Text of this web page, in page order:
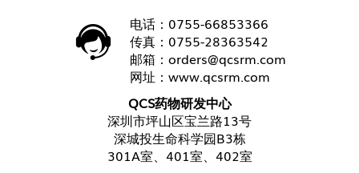
电话：0755-66853366
传真：0755-28363542
邮箱： orders@qcsrm.com
网址： www.qcsrm.com
QCS药物研发中心
深圳市坪山区宝兰路13号
深城投生命科学园B3栋
301A室、401室、402室